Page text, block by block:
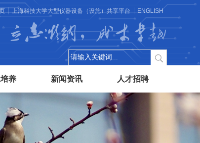
上海科技大学大型仪器设备（设施）共享平台 ENGLISH
立志微纳，成才卓越
养 新闻资讯 人才招聘